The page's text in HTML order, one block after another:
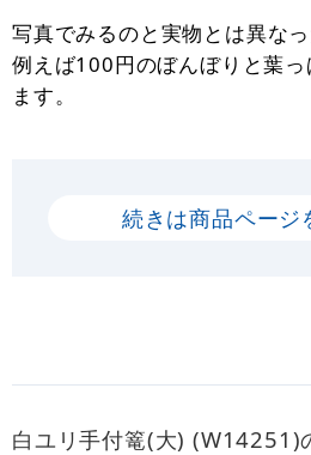
写真でみるのと実物とは異なっ
例えば100円のぼんぼりと葉
ます。
続きは商品ページ
白ユリ手付篭(大) (W14251)